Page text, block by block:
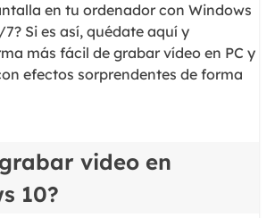
en tu ordenador con Windows
Si es así, quédate aquí y
más fácil de grabar vídeo en PC y
efectos sorprendentes de forma
video en
10?